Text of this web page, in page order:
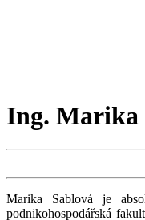
Ing. Marika
Marika Sablová je
podnikohospodářská